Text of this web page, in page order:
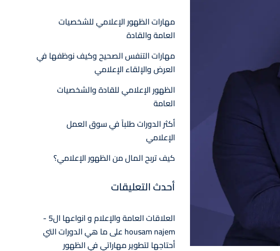
مهارات الظهور الإعلامي للشخصيات
العامة والقادة
مهارات التنفس الصحيح وكيف نوظفها في
العرض والإلقاء الإعلامي
الظهور الإعلامي للقادة والشخصيات
العامة
أكثر الدورات طلباً في سوق العمل
الإعلامي
كيف تربح المال من الظهور الإعلامي؟
أحدث التعليقات
العلاقات العامة والإعلام و انواعها ال5 -
housam najem علىما هي الدورات التي
أحتاجها لتطوير مهاراتي في الظهور